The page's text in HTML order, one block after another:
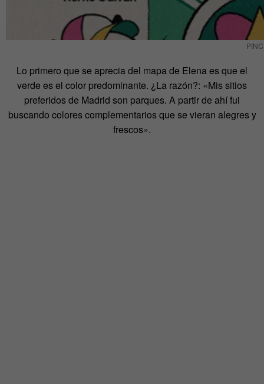
Lo primero que se aprecia del mapa de Elena es que el
verde es el color predominante. ¿La razón?: «Mis sitios
preferidos de Madrid son parques. A partir de ahí fui
buscando colores complementarios que se vieran alegres y
frescos».